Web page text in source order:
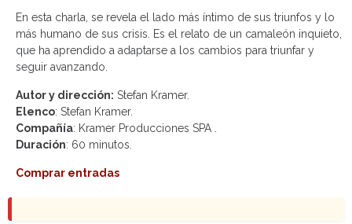
En esta charla, se revela el lado más íntimo de sus triunfos y lo
más humano de sus crisis. Es el relato de un camaleón inquieto,
que ha aprendido a adaptarse a los cambios para triunfar y
seguir avanzando.
Autor y dirección: Stefan Kramer.
Elenco: Stefan Kramer.
Compañía: Kramer Producciones SPA .
Duración: 60 minutos.
Comprar entradas